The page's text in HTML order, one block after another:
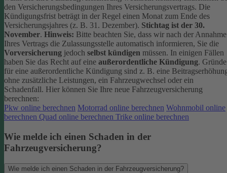
den Versicherungsbedingungen Ihres Versicherungsvertrags. Die
Kündigungsfrist beträgt in der Regel einen Monat zum Ende des
Versicherungsjahres (z. B. 31. Dezember). Stichtag ist der 30.
November. Hinweis: Bitte beachten Sie, dass wir nach der Annahme
Ihres Vertrags die Zulassungsstelle automatisch informieren, Sie die
Vorversicherung jedoch selbst kündigen müssen. In einigen Fällen
haben Sie das Recht auf eine außerordentliche Kündigung. Gründe
für eine außerordentliche Kündigung sind z. B. eine
ohne zusätzliche Leistungen, ein Fahrzeugwechsel oder ein
Schadenfall. Hier können Sie Ihre neue Fahrzeugversicherung
berechnen:
Pkw online berechnen Motorrad online berechnen Wohnmobil online
berechnen Quad online berechnen Trike online berechnen
Wie melde ich einen Schaden in der
Fahrzeugversicherung?
Wie melde ich einen Schaden in der Fahrzeugversicherung?